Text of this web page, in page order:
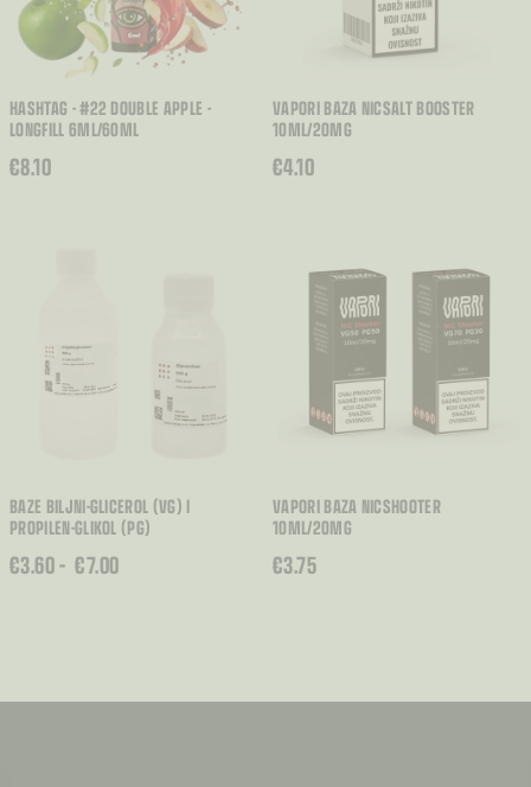
HASHTAG - #22 DOUBLE APPLE -
LONGFILL 6ML/60ML
€8.10
VAPORI BAZA NICSALT BOOSTER
10ML/20MG
€4.10
BAZE BILJNI-GLICEROL (VG) I
PROPILEN-GLIKOL (PG)
€3.60– €7.00
RASPON
€7.00
VAPORI BAZA NICSHOOTER
10ML/20MG
€3.75